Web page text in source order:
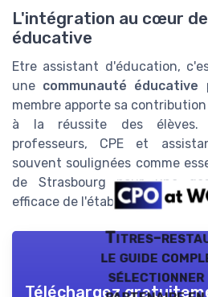
L'intégration au cœur
éducative
Etre assistant d'éducation,
une communauté éducative
membre apporte sa
à la réussite des élèves.
professeurs, CPE et
souvent soulignées comme
de Strasbourg pour une
efficace de l'établissement.
Titres-
le guide
sélectionner
Téléchargez